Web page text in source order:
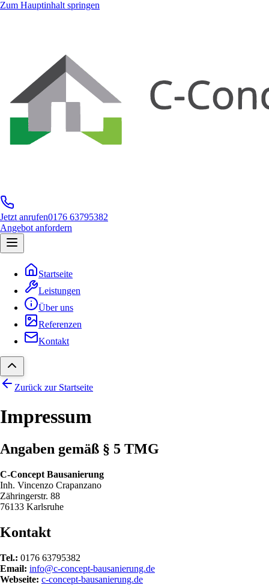
Zum Hauptinhalt springen
Jetzt anrufen0176 63795382
Angebot anfordern
Startseite
Leistungen
Über uns
Referenzen
Kontakt
Zurück zur Startseite
Impressum
Angaben gemäß § 5 TMG
C-Concept Bausanierung
Inh. Vincenzo Crapanzano
Zähringerstr. 88
76133 Karlsruhe
Kontakt
Tel.: 0176 63795382
Email: info@c-concept-bausanierung.de
Webseite: c-concept-bausanierung.de